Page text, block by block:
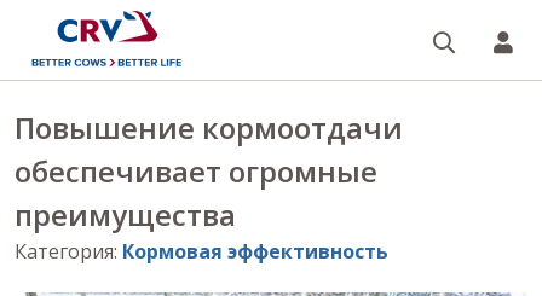
Повышение кормоотдачи
обеспечивает огромные
преимущества
Категория: Кормовая эффективность